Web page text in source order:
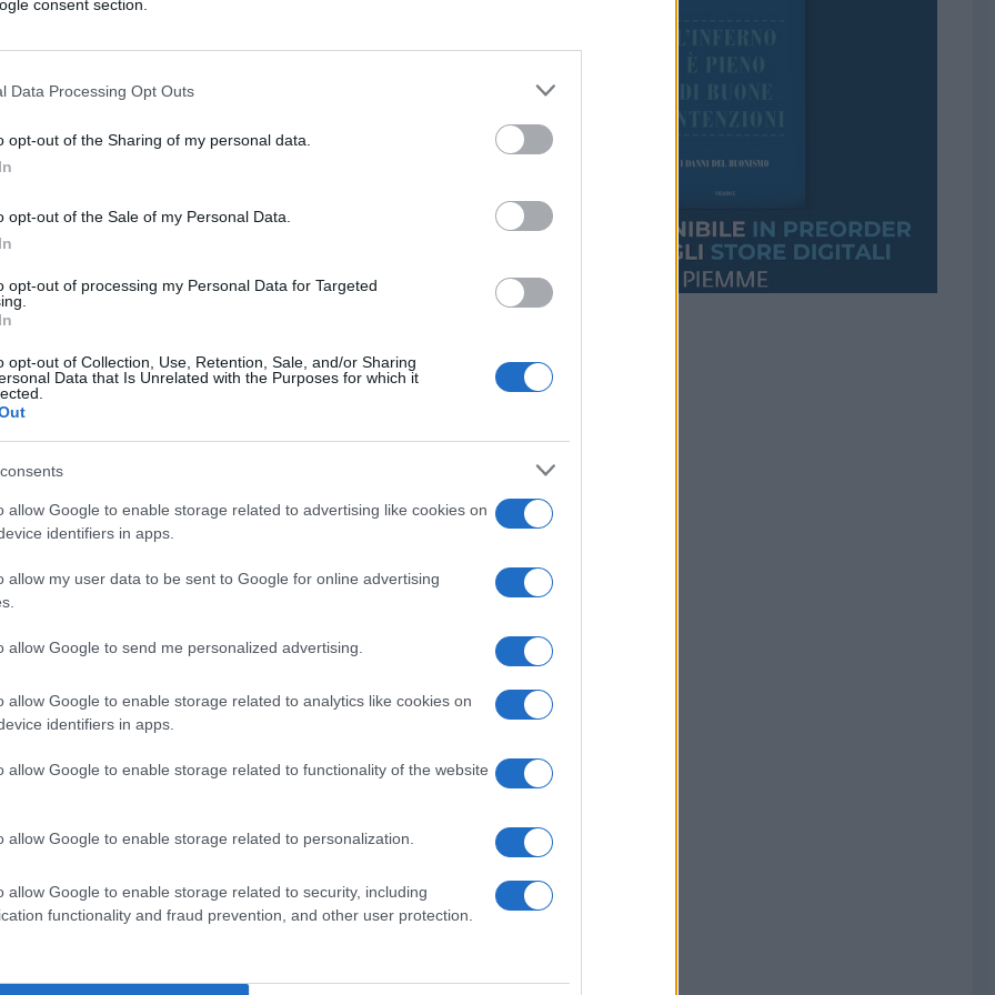
consent section.
Data Processing Opt Outs
opt-out of the Sharing of my personal data.
opt-out of the Sale of my Personal Data.
opt-out of processing my Personal Data for Targeted
opt-out of Collection, Use, Retention, Sale, and/or Sharing
Data that Is Unrelated with the Purposes for which it
allow Google to enable storage related to advertising like cookies on
identifiers in apps.
allow my user data to be sent to Google for online advertising
allow Google to send me personalized advertising.
allow Google to enable storage related to analytics like cookies on
identifiers in apps.
allow Google to enable storage related to functionality of the website
allow Google to enable storage related to personalization.
allow Google to enable storage related to security, including
functionality and fraud prevention, and other user protection.
si temeva da parte di molti. Il
che trovo assai bizzarra – è
tanto da indurre parecchi organi di
social network e i soliti intellettuali
un “dovere morale”, ragion per cui chi
indegno di vivere in un Paese
perché. Nelle democrazie mature, per
è un fenomeno assai diffuso
puntualmente da noi. Nelle
il votonon sia un dovere bensì un
o meno, senza per questo mettere
Nessun dramma se il numero
tale situazione si è verificata più
parte dell’elettorato non si reca alle
diritto di disinteressarsi di ciò che
al proprio hobby preferito mentre
a mio avviso, di unsegno di civiltà e
e dittatoriali. In Italia ne